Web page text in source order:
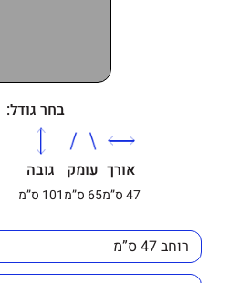
בחר גודל:
אורך
47 ס”מ
עומק
65 ס”מ
גובה
101 ס”מ